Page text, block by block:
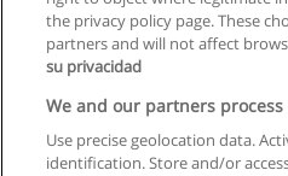
Правила
the privacy policy page. These
partners and will not affect
su privacidad
We and our partners
Use precise geolocation data.
identification. Store and/or